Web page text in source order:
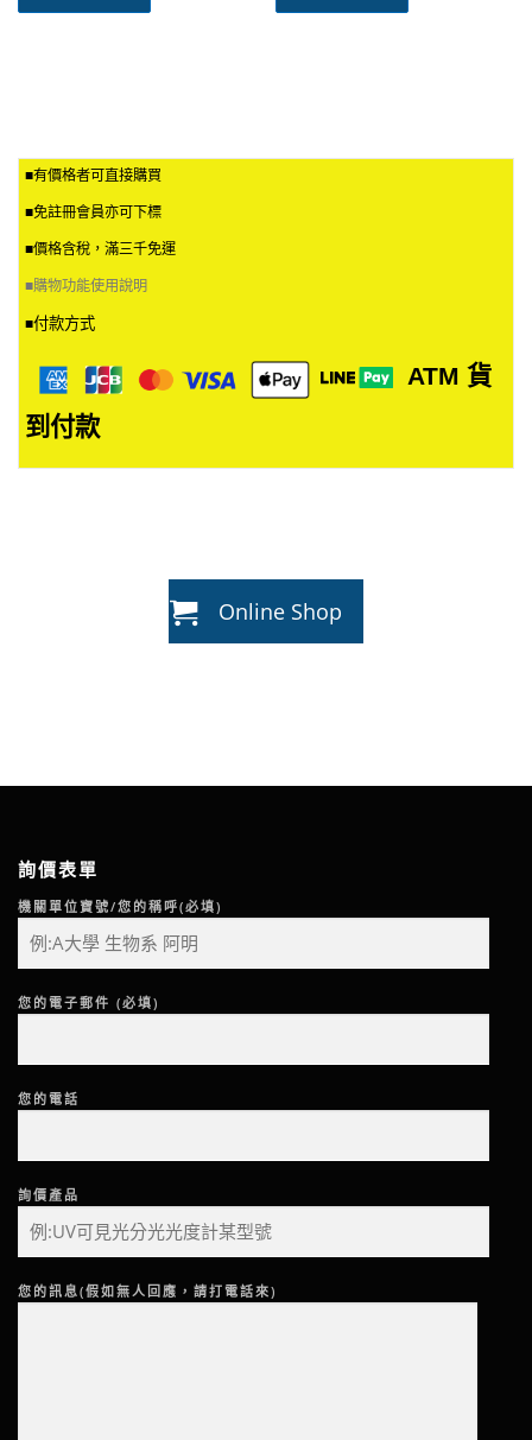
■有價格者可直接購買
■免註冊會員亦可下標
■價格含稅，滿三千免運
■購物功能使用說明
■付款方式
ATM 貨
到付款
Online Shop
詢價表單
機關單位寶號/您的稱呼(必填)
您的電子郵件 (必填)
您的電話
詢價產品
您的訊息(假如無人回應，請打電話來)